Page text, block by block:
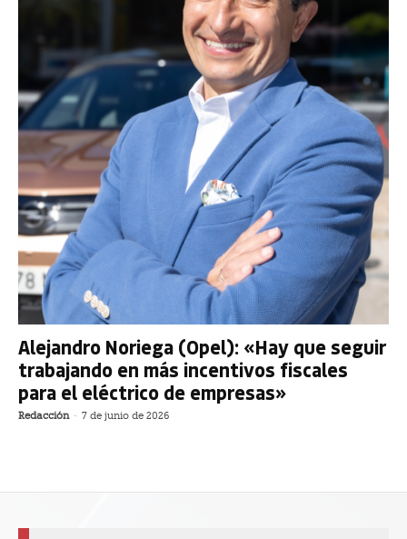
Alejandro Noriega (Opel): «Hay que seguir
trabajando en más incentivos fiscales
para el eléctrico de empresas»
Redacción - 7 de junio de 2026